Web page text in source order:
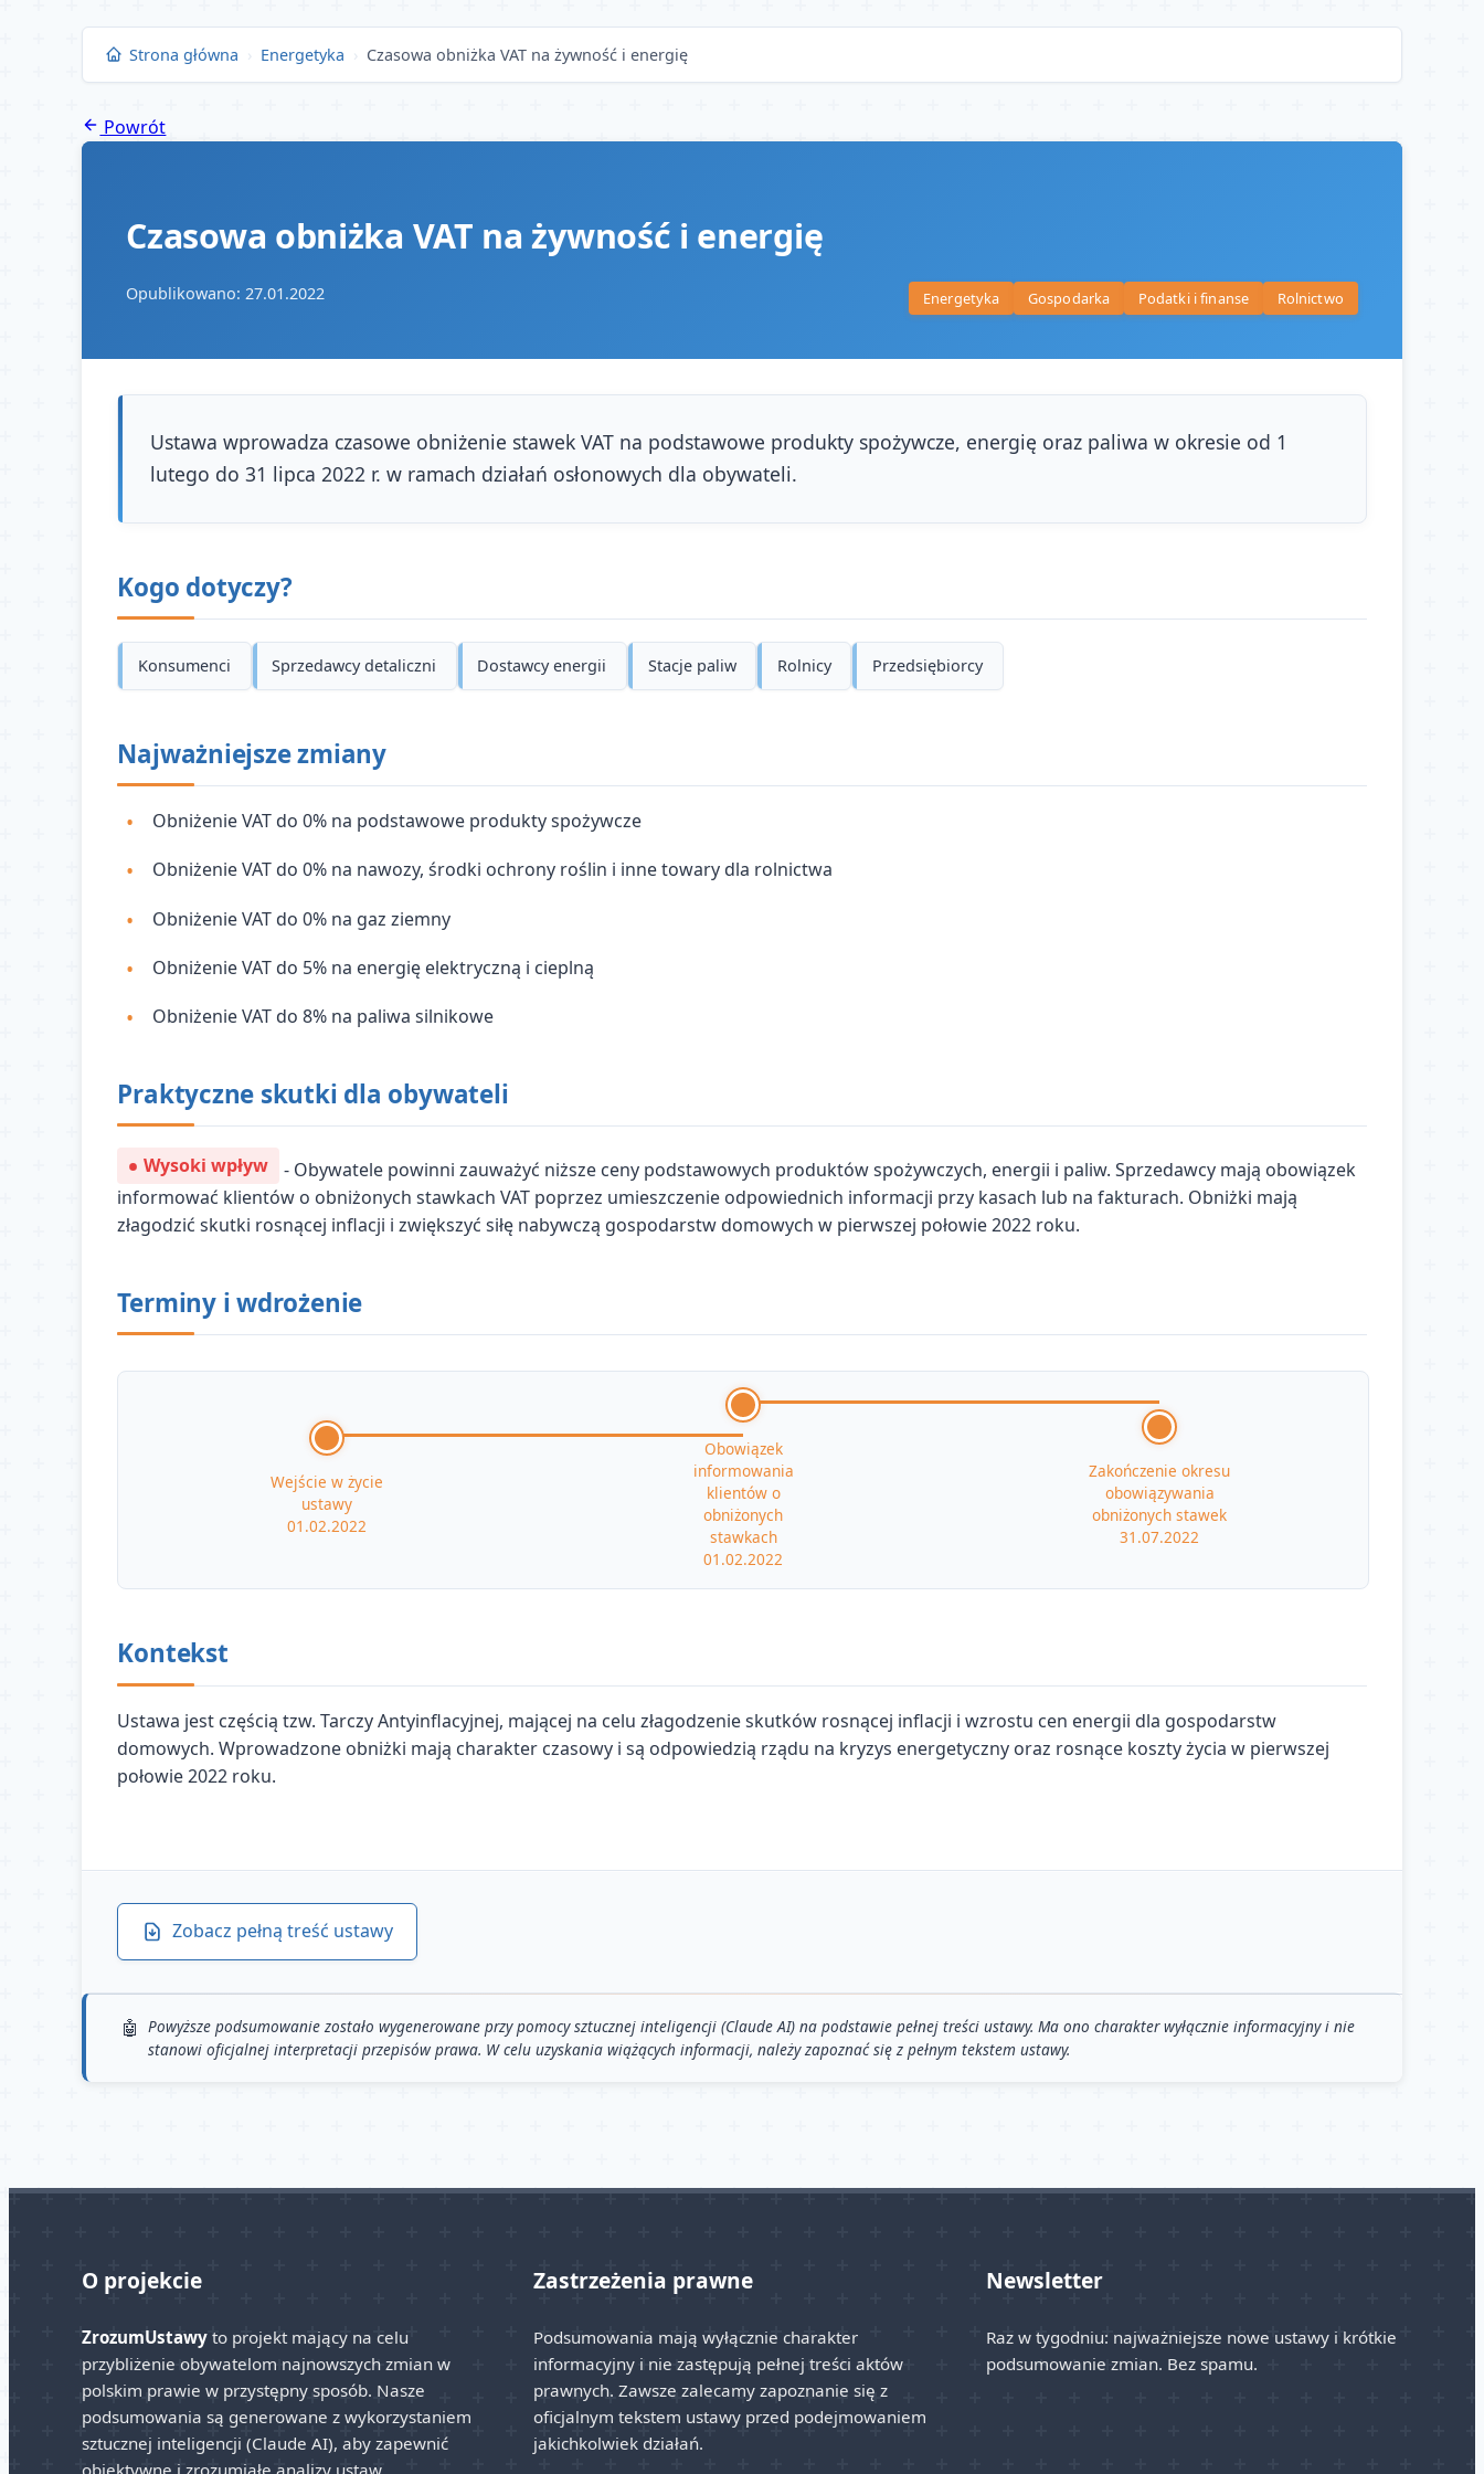
Strona główna › Energetyka › Czasowa obniżka VAT na żywność i energię
Powrót
Czasowa obniżka VAT na żywność i energię
Opublikowano: 27.01.2022 Energetyka Gospodarka Podatki i finanse Rolnictwo
Ustawa wprowadza czasowe obniżenie stawek VAT na podstawowe produkty spożywcze, energię oraz paliwa w okresie od 1
lutego do 31 lipca 2022 r. w ramach działań osłonowych dla obywateli.
Kogo dotyczy?
Konsumenci Sprzedawcy detaliczni Dostawcy energii Stacje paliw Rolnicy Przedsiębiorcy
Najważniejsze zmiany
Obniżenie VAT do 0% na podstawowe produkty spożywcze
Obniżenie VAT do 0% na nawozy, środki ochrony roślin i inne towary dla rolnictwa
Obniżenie VAT do 0% na gaz ziemny
Obniżenie VAT do 5% na energię elektryczną i cieplną
Obniżenie VAT do 8% na paliwa silnikowe
Praktyczne skutki dla obywateli
Wysoki wpływ
- Obywatele powinni zauważyć niższe ceny podstawowych produktów spożywczych, energii i paliw. Sprzedawcy mają obowiązek
informować klientów o obniżonych stawkach VAT poprzez umieszczenie odpowiednich informacji przy kasach lub na fakturach. Obniżki mają
złagodzić skutki rosnącej inflacji i zwiększyć siłę nabywczą gospodarstw domowych w pierwszej połowie 2022 roku.
Terminy i wdrożenie
Wejście w życie
ustawy
01.02.2022
Obowiązek
informowania
klientów o
obniżonych
stawkach
01.02.2022
Zakończenie okresu
obowiązywania
obniżonych stawek
31.07.2022
Kontekst
Ustawa jest częścią tzw. Tarczy Antyinflacyjnej, mającej na celu złagodzenie skutków rosnącej inflacji i wzrostu cen energii dla gospodarstw
domowych. Wprowadzone obniżki mają charakter czasowy i są odpowiedzią rządu na kryzys energetyczny oraz rosnące koszty życia w pierwszej
połowie 2022 roku.
Zobacz pełną treść ustawy
Powyższe podsumowanie zostało wygenerowane przy pomocy sztucznej inteligencji (Claude AI) na podstawie pełnej treści ustawy. Ma ono charakter wyłącznie informacyjny i nie
stanowi oficjalnej interpretacji przepisów prawa. W celu uzyskania wiążących informacji, należy zapoznać się z pełnym tekstem ustawy.
O projekcie
ZrozumUstawy to projekt mający na celu
przybliżenie obywatelom najnowszych zmian w
polskim prawie w przystępny sposób. Nasze
podsumowania są generowane z wykorzystaniem
sztucznej inteligencji (Claude AI), aby zapewnić
Zastrzeżenia prawne
Podsumowania mają wyłącznie charakter
informacyjny i nie zastępują pełnej treści aktów
prawnych. Zawsze zalecamy zapoznanie się z
oficjalnym tekstem ustawy przed podejmowaniem
jakichkolwiek działań.
Newsletter
Raz w tygodniu: najważniejsze nowe ustawy i krótkie
podsumowanie zmian. Bez spamu.